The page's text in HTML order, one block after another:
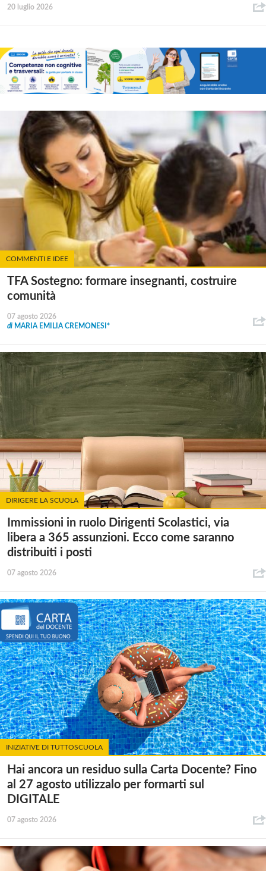
20 luglio 2026
COMMENTI E IDEE
TFA Sostegno: formare insegnanti, costruire
comunità
07 agosto 2026
di MARIA EMILIA CREMONESI*
DIRIGERE LA SCUOLA
Immissioni in ruolo Dirigenti Scolastici, via
libera a 365 assunzioni. Ecco come saranno
distribuiti i posti
07 agosto 2026
INIZIATIVE DI TUTTOSCUOLA
Hai ancora un residuo sulla Carta Docente? Fino
al 27 agosto utilizzalo per formarti sul
DIGITALE
07 agosto 2026